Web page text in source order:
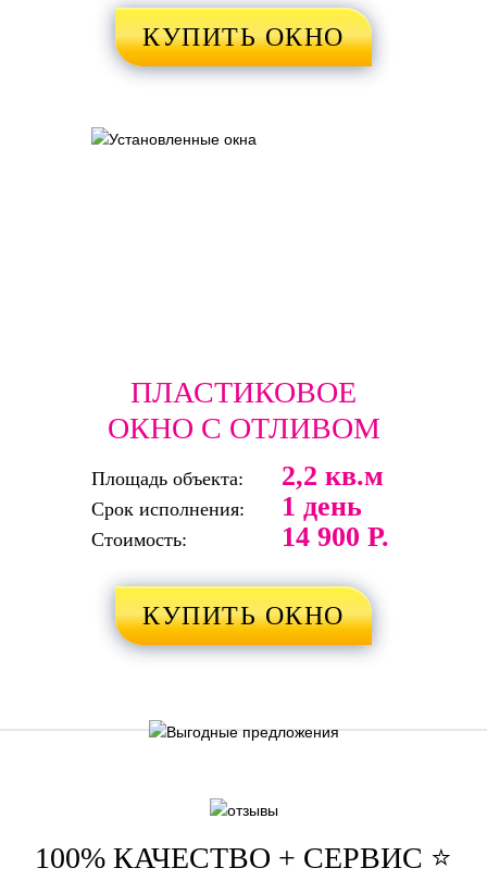
КУПИТЬ ОКНО
ПЛАСТИКОВОЕ
ОКНО С ОТЛИВОМ
Площадь объекта: 2,2 кв.м
Срок исполнения: 1 день
Стоимость: 14 900 Р.
КУПИТЬ ОКНО
100% КАЧЕСТВО + СЕРВИС ⭐️